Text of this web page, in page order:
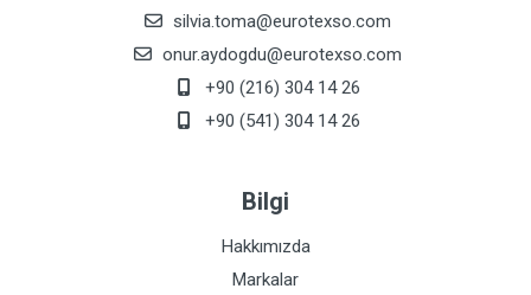
silvia.toma@eurotexso.com
onur.aydogdu@eurotexso.com
+90 (216) 304 14 26
+90 (541) 304 14 26
Bilgi
Hakkımızda
Markalar